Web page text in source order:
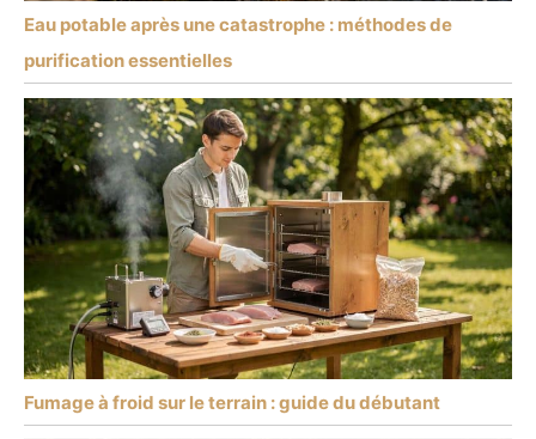
Eau potable après une catastrophe : méthodes de
purification essentielles
Fumage à froid sur le terrain : guide du débutant